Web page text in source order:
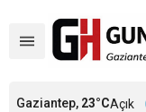
Gaziantep, 23°CAçık